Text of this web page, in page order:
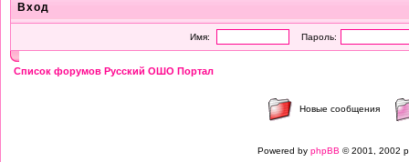
Вход
Имя: Пароль:
Список форумов Русский ОШО Портал
Новые сообщения
Powered by phpBB © 2001, 2002